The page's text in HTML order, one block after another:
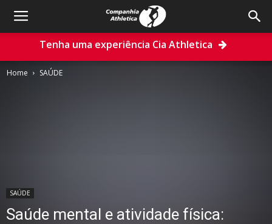
Tenha uma experiência Cia Athletica
Home SAÚDE
SAÚDE
Saúde mental e atividade física: